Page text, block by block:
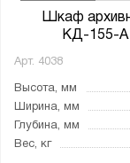
Шкаф
КД-155-А
Арт. 4038
Высота, мм
Ширина, мм
Глубина, мм
Вес, кг